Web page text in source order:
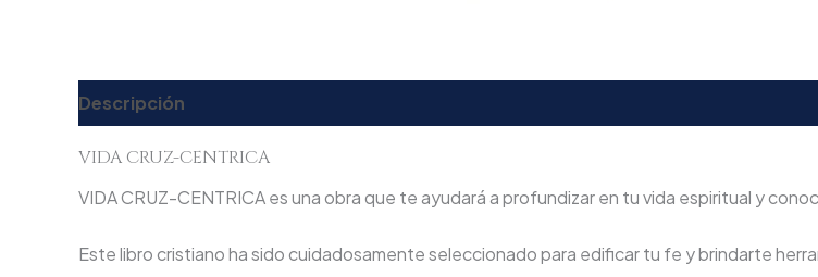
Descripción
VIDA CRUZ-CENTRICA
VIDA CRUZ-CENTRICA es una obra que te ayudará a profundizar en tu vida espiritual y
Este libro cristiano ha sido cuidadosamente seleccionado para edificar tu fe y brindarte